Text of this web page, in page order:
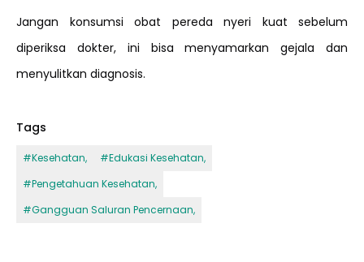
Jangan konsumsi obat pereda nyeri kuat sebelum
diperiksa dokter, ini bisa menyamarkan gejala dan
menyulitkan diagnosis.
Tags
#Kesehatan, #Edukasi Kesehatan,
#Pengetahuan Kesehatan,
#Gangguan Saluran Pencernaan,